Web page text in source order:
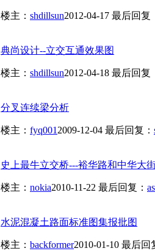
楼主： shdillsun2012-04-17 最后回复
典尚设计--立交互通效果图
楼主： shdillsun2012-04-18 最后回复
分叉连续梁分析
楼主： fyq001 2009-12-04 最后回复：
史上最牛立交桥---裕华路和中华大
楼主： nokia2010-11-22 最后回复：
水泥混凝土路面标准图集报批图
楼主： backformer2010-01-10 最后回